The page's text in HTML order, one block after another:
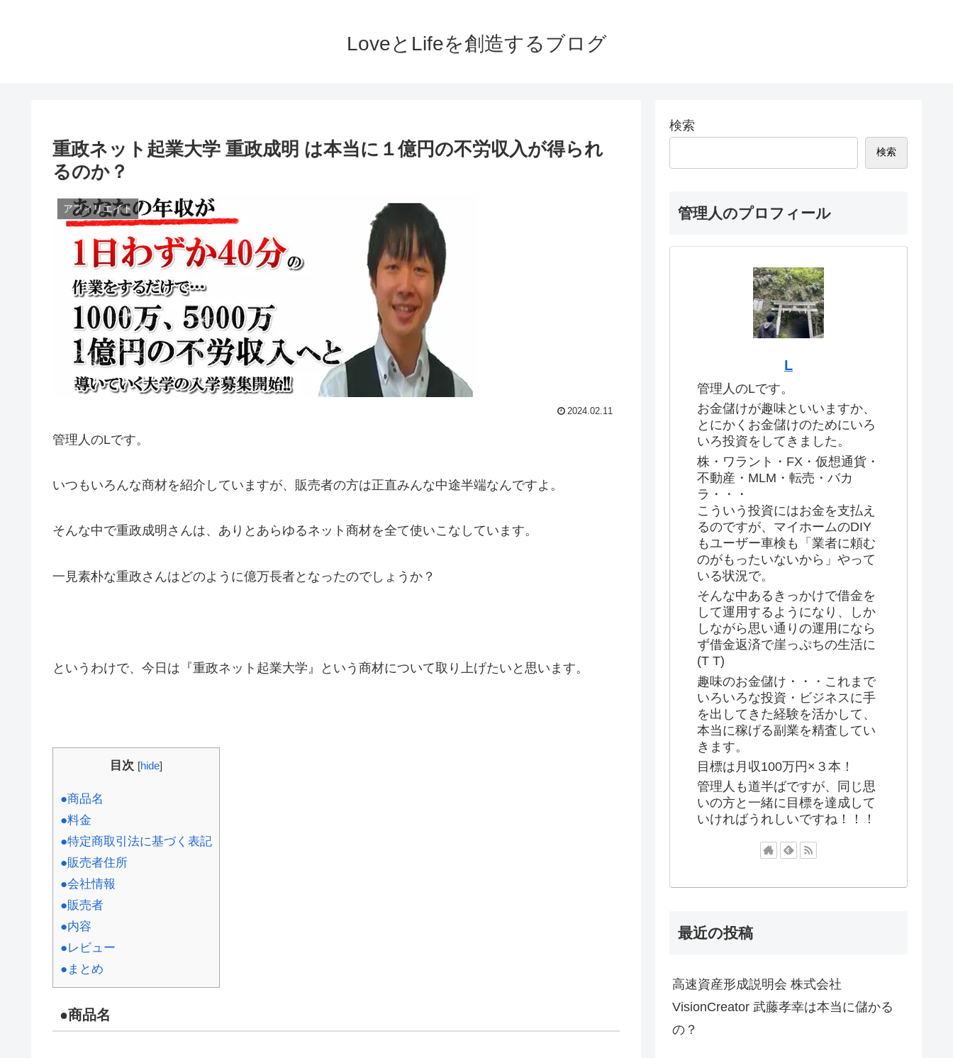
LoveとLifeを創造するブログ
重政ネット起業大学 重政成明 は本当に１億円の不労収入が得られ
るのか？
アフィリエイト
2024.02.11
管理人のLです。
いつもいろんな商材を紹介していますが、販売者の方は正直みんな中途半端なんですよ。
そんな中で重政成明さんは、ありとあらゆるネット商材を全て使いこなしています。
一見素朴な重政さんはどのように億万長者となったのでしょうか？
というわけで、今日は『重政ネット起業大学』という商材について取り上げたいと思います。
目次 [hide]
●商品名
●料金
●特定商取引法に基づく表記
●販売者住所
●会社情報
●販売者
●内容
●レビュー
●まとめ
●商品名
検索
検索
管理人のプロフィール
L
管理人のLです。
お金儲けが趣味といいますか、
とにかくお金儲けのためにいろ
いろ投資をしてきました。
株・ワラント・FX・仮想通貨・
不動産・MLM・転売・バカ
ラ・・・
こういう投資にはお金を支払え
るのですが、マイホームのDIY
もユーザー車検も「業者に頼む
のがもったいないから」やって
いる状況で。
そんな中あるきっかけで借金を
して運用するようになり、しか
しながら思い通りの運用になら
ず借金返済で崖っぷちの生活に
(T T)
趣味のお金儲け・・・これまで
いろいろな投資・ビジネスに手
を出してきた経験を活かして、
本当に稼げる副業を精査してい
きます。
目標は月収100万円×３本！
管理人も道半ばですが、同じ思
いの方と一緒に目標を達成して
いければうれしいですね！！！
最近の投稿
高速資産形成説明会 株式会社
VisionCreator 武藤孝幸は本当に儲かる
の？